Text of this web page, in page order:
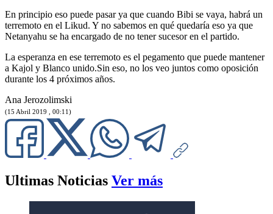
En principio eso puede pasar ya que cuando Bibi se vaya, habrá un
terremoto en el Likud. Y no sabemos en qué quedaría eso ya que
Netanyahu se ha encargado de no tener sucesor en el partido.
La esperanza en ese terremoto es el pegamento que puede mantener
a Kajol y Blanco unido.Sin eso, no los veo juntos como oposición
durante los 4 próximos años.
Ana Jerozolimski
(15 Abril 2019 , 00:11)
Ultimas Noticias Ver más